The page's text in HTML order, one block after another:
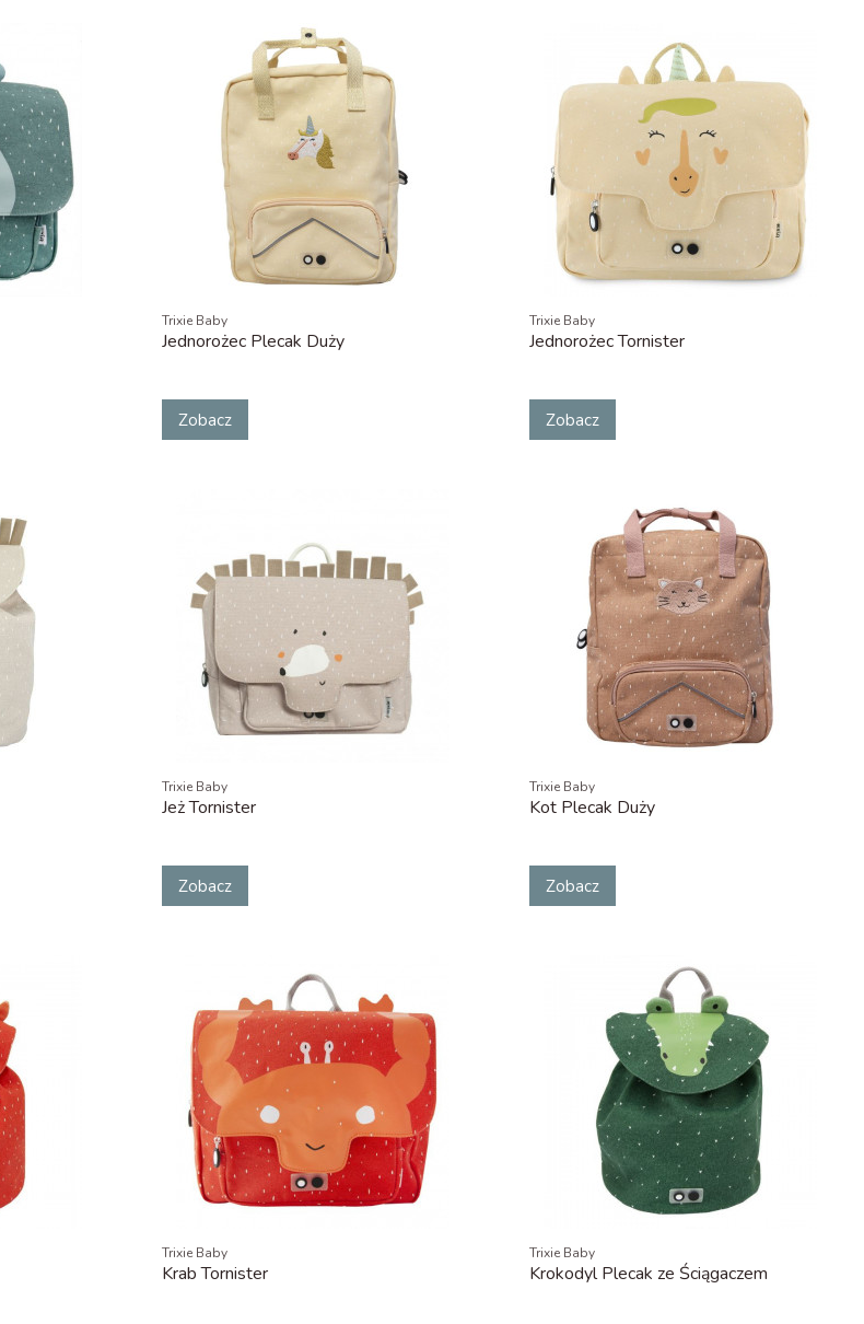
Trixie Baby
Jednorożec Plecak Duży
Zobacz
Trixie Baby
Jednorożec Tornister
Zobacz
Trixie Baby
Jeż Tornister
Zobacz
Trixie Baby
Kot Plecak Duży
Zobacz
Trixie Baby
Krab Tornister
Trixie Baby
Krokodyl Plecak ze Ściągaczem